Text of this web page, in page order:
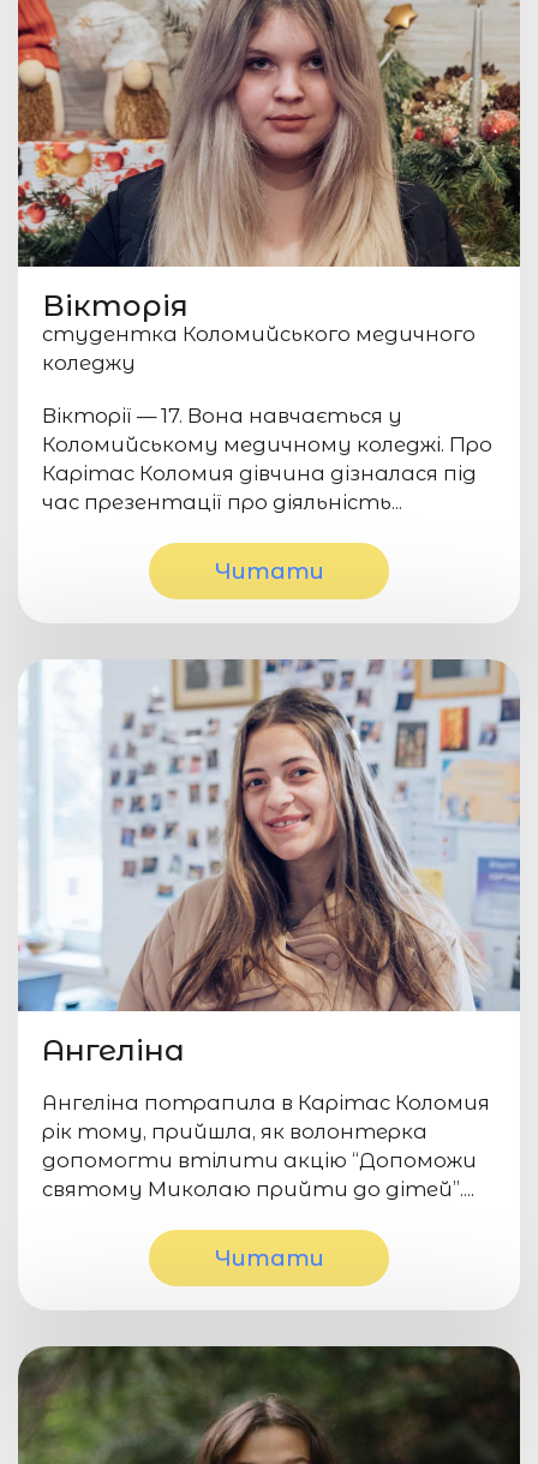
Вікторія
студентка Коломийського медичного
коледжу
Вікторії — 17. Вона навчається у
Коломийському медичному коледжі. Про
Карітас Коломия дівчина дізналася під
час презентації про діяльність...
Читати
Ангеліна
Ангеліна потрапила в Карітас Коломия
рік тому, прийшла, як волонтерка
допомогти втілити акцію “Допоможи
святому Миколаю прийти до дітей”....
Читати